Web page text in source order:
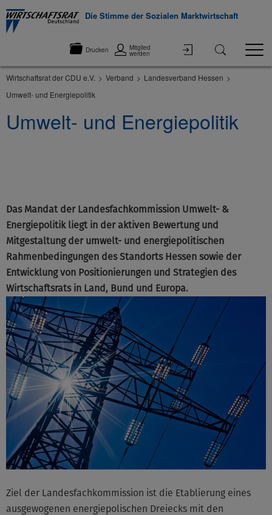
Die Stimme der Sozialen Marktwirtschaft
Drucken Mitglied
werden
Wirtschaftsrat der CDU e.V. Verband
Landesverband Hessen
Umwelt- und Energiepolitik
Umwelt- und Energiepolitik
Das Mandat der Landesfachkommission Umwelt- &
Energiepolitik liegt in der aktiven Bewertung und
Mitgestaltung der umwelt- und energiepolitischen
Rahmenbedingungen des Standorts Hessen sowie der
Entwicklung von Positionierungen und Strategien des
Wirtschaftsrats in Land, Bund und Europa.
Ziel der Landesfachkommission ist die Etablierung eines
ausgewogenen energiepolischen Dreiecks mit den